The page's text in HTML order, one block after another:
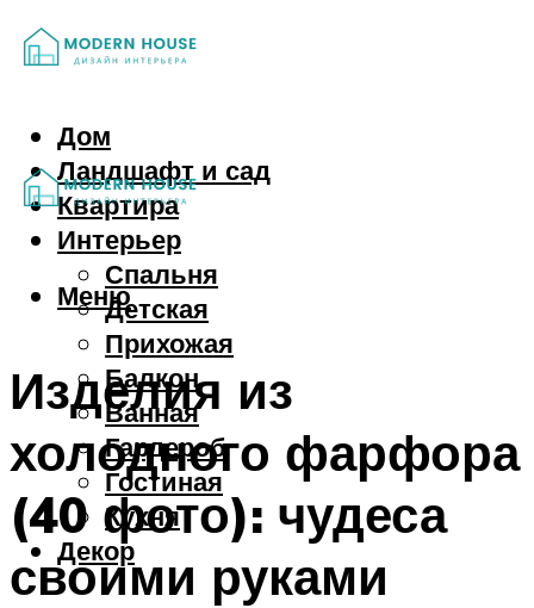
Дом
Ландшафт и сад
Квартира
Интерьер
Спальня
Детская
Прихожая
Балкон
Ванная
Гардероб
Гостиная
Кухня
Декор
Меню
Изделия из
холодного фарфора
(40 фото): чудеса
своими руками